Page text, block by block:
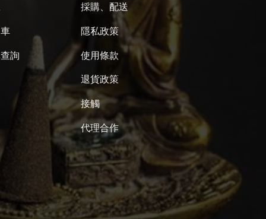
詢
採購、配送
隱私政策
使用條款
退貨政策
接觸
代理合作